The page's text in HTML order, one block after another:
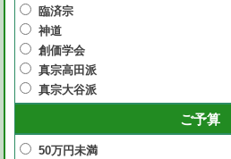
臨済宗
神道
創価学会
真宗高田派
真宗大谷派
ご予算
50万円未満